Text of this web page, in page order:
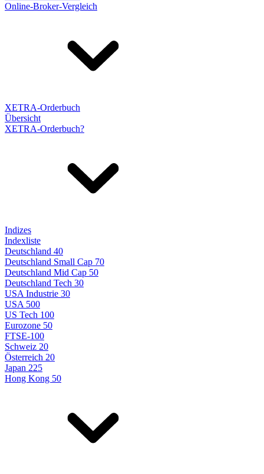
Online-Broker-Vergleich
XETRA-Orderbuch
Übersicht
XETRA-Orderbuch?
Indizes
Indexliste
Deutschland 40
Deutschland Small Cap 70
Deutschland Mid Cap 50
Deutschland Tech 30
USA Industrie 30
USA 500
US Tech 100
Eurozone 50
FTSE-100
Schweiz 20
Österreich 20
Japan 225
Hong Kong 50